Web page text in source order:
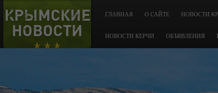
КРЫМСКИЕ
НОВОСТИ
ГЛАВНАЯ О САЙТЕ НОВОСТИ
НОВОСТИ КЕРЧИ ОБЪЯВЛЕНИЯ